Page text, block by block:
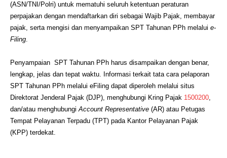
(ASN/TNI/Polri) untuk mematuhi seluruh ketentuan peraturan
perpajakan dengan mendaftarkan diri sebagai Wajib Pajak, membayar
pajak, serta mengisi dan menyampaikan SPT Tahunan PPh melalui e-
Filing.
Penyampaian SPT Tahunan PPh harus disampaikan dengan benar,
lengkap, jelas dan tepat waktu. Informasi terkait tata cara pelaporan
SPT Tahunan PPh melalui eF‎iling dapat diperoleh melalui situs
Direktorat Jenderal Pajak (DJP), menghubungi Kring Pajak 1500200,
dan/atau menghubungiAccount Representative (AR) atau Petugas
Tempat Pelayanan Terpadu (TPT) pada Kantor Pelayanan Pajak
(KPP) terdekat.